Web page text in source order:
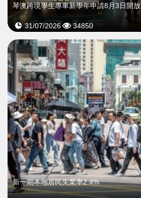
琴澳跨境學生專車新學年申請8月3日開放
31/07/2026 34850
新一期本地居民失業率2.4%